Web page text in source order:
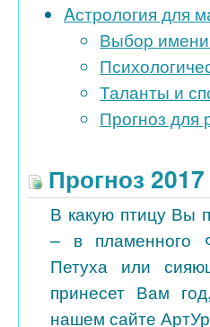
Aстрология для
Выбор
Таланты и
Прогноз для
Прогноз
В какую птицу Вы
– в пламенного
Петуха или
принесет Вам
нашем сайте